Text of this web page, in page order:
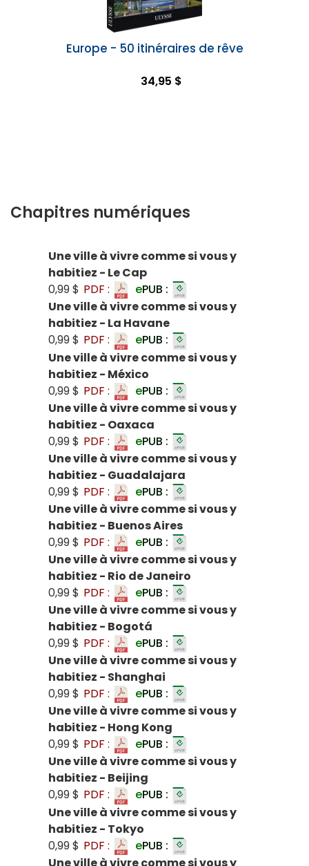
Europe - 50 itinéraires de rêve
34,95 $
Chapitres numériques
Une ville à vivre comme si vous y
habitiez - Le Cap
0,99 $ PDF : ePUB :
Une ville à vivre comme si vous y
habitiez - La Havane
0,99 $ PDF : ePUB :
Une ville à vivre comme si vous y
habitiez - México
0,99 $ PDF : ePUB :
Une ville à vivre comme si vous y
habitiez - Oaxaca
0,99 $ PDF : ePUB :
Une ville à vivre comme si vous y
habitiez - Guadalajara
0,99 $ PDF : ePUB :
Une ville à vivre comme si vous y
habitiez - Buenos Aires
0,99 $ PDF : ePUB :
Une ville à vivre comme si vous y
habitiez - Rio de Janeiro
0,99 $ PDF : ePUB :
Une ville à vivre comme si vous y
habitiez - Bogotá
0,99 $ PDF : ePUB :
Une ville à vivre comme si vous y
habitiez - Shanghai
0,99 $ PDF : ePUB :
Une ville à vivre comme si vous y
habitiez - Hong Kong
0,99 $ PDF : ePUB :
Une ville à vivre comme si vous y
habitiez - Beijing
0,99 $ PDF : ePUB :
Une ville à vivre comme si vous y
habitiez - Tokyo
0,99 $ PDF : ePUB :
Une ville à vivre comme si vous y